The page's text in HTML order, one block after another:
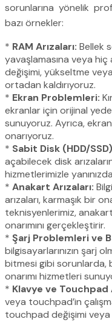
sorunlarına yönelik
bazı örnekler:
* RAM Arızaları: Bellek
yavaşlamasına veya hiç
değişimi, yükseltme
ortadan kaldırıyoruz.
* Ekran Problemleri:
ekranlar için orijinal
sunuyoruz. Ayrıca,
onarıyoruz.
* Sabit Disk (HDD/SSD)
açabilecek disk
hizmetlerimizle
* Anakart Arızaları:
arızaları, karmaşık bir
teknisyenlerimiz,
onarımını gerçekleştirir.
* Şarj Problemleri ve
bilgisayarlarınızın şarj
bitmesi gibi sorunlarda,
onarımı hizmetleri
* Klavye ve Touchpad
veya touchpad’in
touchpad değişimi veya